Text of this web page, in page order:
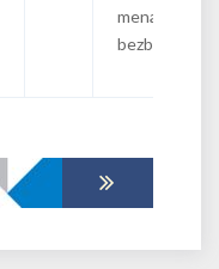
menadžer
bezbednosti